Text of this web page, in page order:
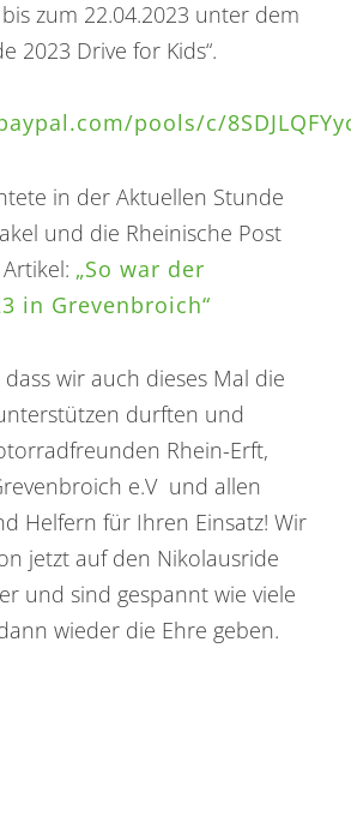
zum 22.04.2023 unter dem
2023 Drive for Kids“.
pools/c/
in der Aktuellen Stunde
und die Rheinische Post
„So war der
in Grevenbroich“
wir auch dieses Mal die
durften und
Rhein-Erft,
e.V und allen
Helfern für Ihren Einsatz! Wir
jetzt auf den Nikolausride
und sind gespannt wie viele
wieder die Ehre geben.